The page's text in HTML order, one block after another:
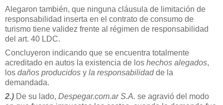
Alegaron también, que ninguna cláusula de limitación de
responsabilidad inserta en el contrato de consumo de
turismo tiene validez frente al régimen de responsabilidad
del art. 40 LDC.
Concluyeron indicando que se encuentra totalmente
acreditado en autos la existencia de los hechos alegados,
los daños producidos y la responsabilidadde la
demandada.
2.) De su lado, Despegar.com.ar S.A. se agravió del modo